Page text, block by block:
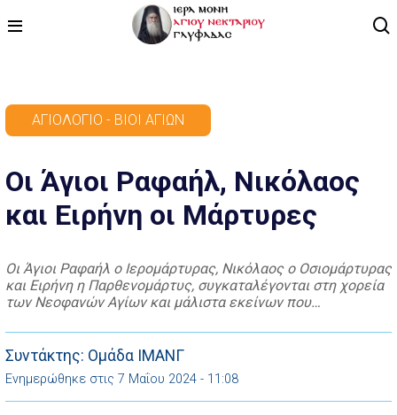
ΠΡΟΓΡΑΜΜΑ
ΒΙΝΤΕΟ
ΑΡΘΡΟΓΡΑΦΙΑ
ΕΠΙΚΟΙΝΩΝΙΑ
ΑΓΙΟΛΌΓΙΟ - ΒΊΟΙ ΑΓΊΩΝ
Οι Άγιοι Ραφαήλ, Νικόλαος
και Ειρήνη οι Μάρτυρες
Οι Άγιοι Ραφαήλ ο Ιερομάρτυρας, Νικόλαος ο Οσιομάρτυρας
και Ειρήνη η Παρθενομάρτυς, συγκαταλέγονται στη χορεία
των Νεοφανών Αγίων και μάλιστα εκείνων που
Κωνσταντινουπόλεως. Σχετικά με τον βίο τους
γνωρίζουμε λίγα πράγματα. Οι πρώτες πληροφορίες για
την ύπαρξη των Αγίων ιστορούνται με θαυματουργικό και
αποκαλυπτικό τρόπο από το έτος […]
Συντάκτης: Ομάδα ΙΜΑΝΓ
Ενημερώθηκε στις 7 Μαΐου 2024 - 11:08